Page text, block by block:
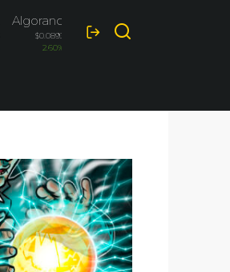
Algorand
$0.0893
2.60%
Terra Luna Classic